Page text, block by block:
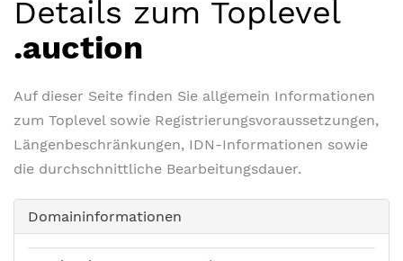
Details zum Toplevel
.auction
Auf dieser Seite finden Sie allgemein Informationen
zum Toplevel sowie Registrierungsvoraussetzungen,
Längenbeschränkungen, IDN-Informationen sowie
die durchschnittliche Bearbeitungsdauer.
Domaininformationen